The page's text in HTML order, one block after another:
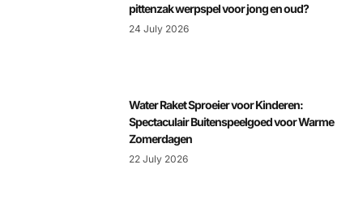
pittenzak werpspel voor jong en oud?
24 July 2026
Water Raket Sproeier voor Kinderen:
Spectaculair Buitenspeelgoed voor Warme
Zomerdagen
22 July 2026